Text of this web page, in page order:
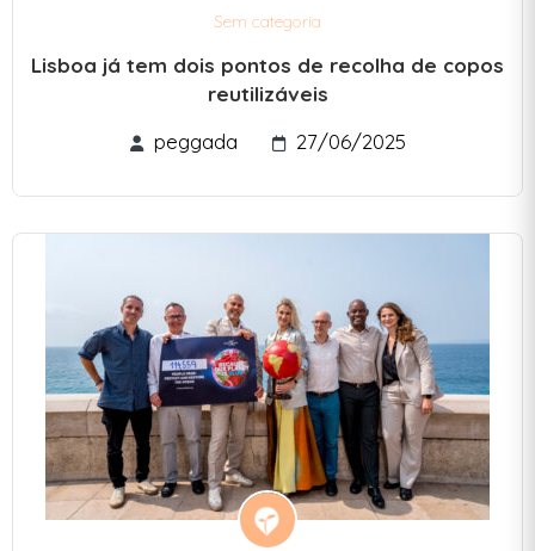
Sem categoria
Lisboa já tem dois pontos de recolha de copos
reutilizáveis
peggada
27/06/2025